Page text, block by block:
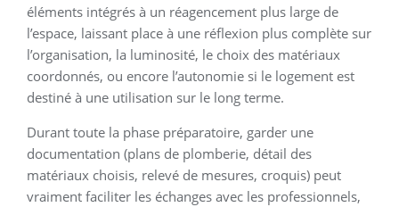
éléments intégrés à un réagencement plus large de
l’espace, laissant place à une réflexion plus complète sur
l’organisation, la luminosité, le choix des matériaux
coordonnés, ou encore l’autonomie si le logement est
destiné à une utilisation sur le long terme.
Durant toute la phase préparatoire, garder une
documentation (plans de plomberie, détail des
matériaux choisis, relevé de mesures, croquis) peut
vraiment faciliter les échanges avec les professionnels,